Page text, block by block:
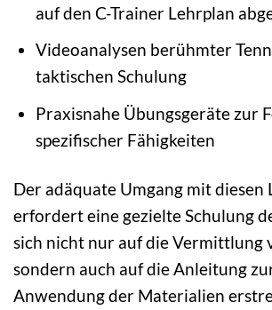
auf den C-Trainer Lehrplan
Videoanalysen berühmter
taktischen Schulung
Praxisnahe Übungsgeräte zur
spezifischer Fähigkeiten
Der adäquate Umgang mit
erfordert eine gezielte Schulung
sich nicht nur auf die Vermittlung
sondern auch auf die Anleitung
Anwendung der Materialien